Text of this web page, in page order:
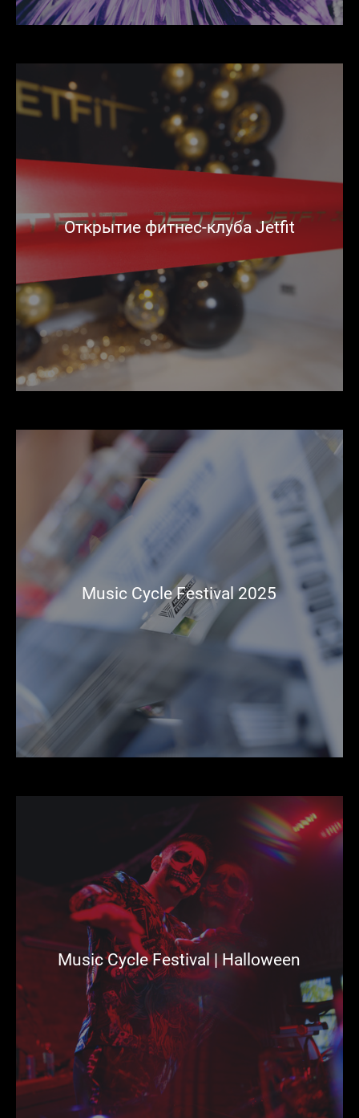
Открытие фитнес-клуба Jetfit
Music Cycle Festival 2025
Music Cycle Festival | Halloween